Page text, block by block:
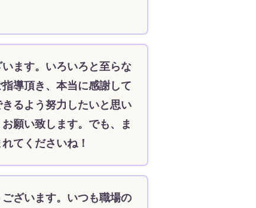
ます。いろいろと至らな
導頂き、本当に感謝して
るよう努力したいと思い
願い致します。でも、ま
てくださいね！
ざいます。いつも職場の